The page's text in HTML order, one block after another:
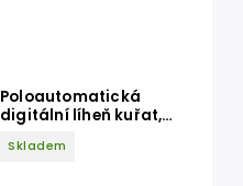
Poloautomatická
digitální líheň kuřat,
dolíhní
Skladem